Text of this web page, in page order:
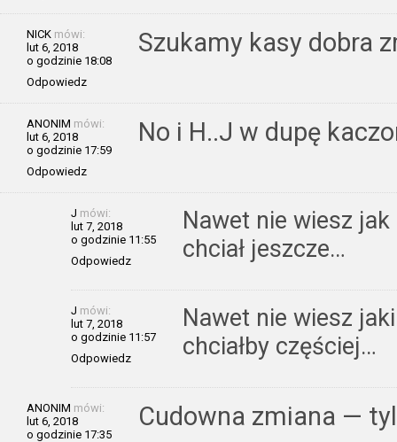
NICK mówi:
lut 6, 2018
o godzinie 18:08
Odpowiedz
Szukamy kasy dobra
ANONIM mówi:
lut 6, 2018
o godzinie 17:59
Odpowiedz
No i H..J w dupę
J mówi:
lut 7, 2018
o godzinie 11:55
Odpowiedz
Nawet nie wiesz jak
chciał jeszcze…
J mówi:
lut 7, 2018
o godzinie 11:57
Odpowiedz
Nawet nie wiesz
chciałby częściej…
ANONIM mówi:
lut 6, 2018
o godzinie 17:35
Cudowna zmiana —